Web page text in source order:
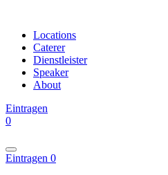
Locations
Caterer
Dienstleister
Speaker
About
Eintragen
0
Eintragen 0